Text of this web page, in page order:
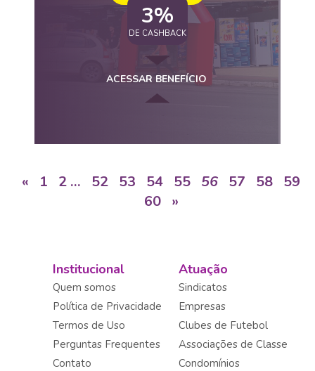
3%
DE CASHBACK
ACESSAR BENEFÍCIO
« 1 2 … 52 53 54 55 56 57 58 59
60
»
Institucional
Quem somos
Política de Privacidade
Termos de Uso
Perguntas Frequentes
Contato
Atuação
Sindicatos
Empresas
Clubes de Futebol
Associações de Classe
Condomínios